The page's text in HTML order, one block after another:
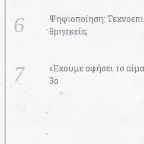
Ψηφιοποίηση:
θρησκεία;
«Έχουμε αφήσει το
3ο